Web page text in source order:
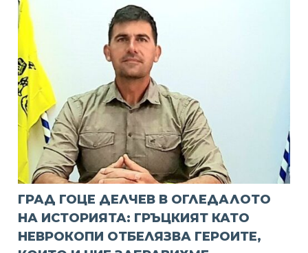
ГРАД ГОЦЕ ДЕЛЧЕВ В ОГЛЕДАЛОТО
НА ИСТОРИЯТА: ГРЪЦКИЯТ КАТО
НЕВРОКОПИ ОТБЕЛЯЗВА ГЕРОИТЕ,